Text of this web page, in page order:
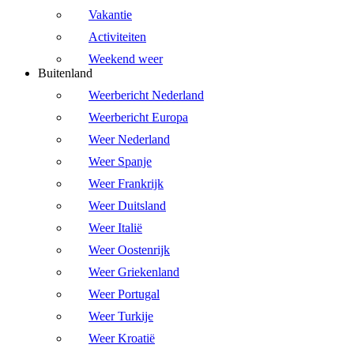
Vakantie
Activiteiten
Weekend weer
Buitenland
Weerbericht Nederland
Weerbericht Europa
Weer Nederland
Weer Spanje
Weer Frankrijk
Weer Duitsland
Weer Italië
Weer Oostenrijk
Weer Griekenland
Weer Portugal
Weer Turkije
Weer Kroatië